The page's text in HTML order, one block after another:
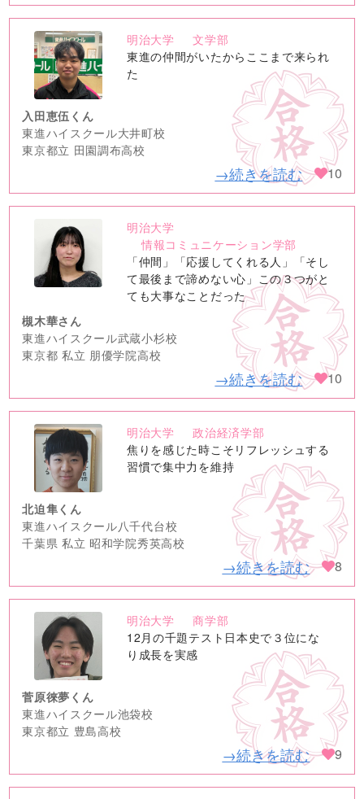
no
image
明治大学
文学部
東進の仲間がいたからここまで来られ
た
入田恵伍くん
東進ハイスクール大井町校
東京都立 田園調布高校
→続きを読む 10
no
image
明治大学
情報コミュニケーション学部
「仲間」「応援してくれる人」「そし
て最後まで諦めない心」この３つがと
ても大事なことだった
槻木華さん
東進ハイスクール武蔵小杉校
東京都 私立 朋優学院高校
→続きを読む 10
no
image
明治大学
政治経済学部
焦りを感じた時こそリフレッシュする
習慣で集中力を維持
北迫隼くん
東進ハイスクール八千代台校
千葉県 私立 昭和学院秀英高校
→続きを読む 8
no
image
明治大学
商学部
12月の千題テスト日本史で３位にな
り成長を実感
菅原徠夢くん
東進ハイスクール池袋校
東京都立 豊島高校
→続きを読む 9